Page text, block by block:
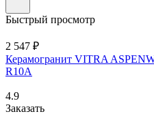
Быстрый просмотр
2 547 ₽
Керамогранит VITRA
R10A
4.9
Заказать